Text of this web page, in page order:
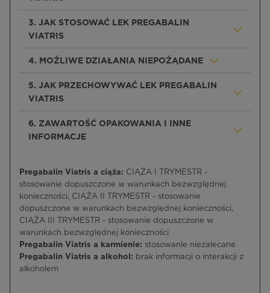
3. JAK STOSOWAĆ LEK PREGABALIN
VIATRIS
4. MOŻLIWE DZIAŁANIA NIEPOŻĄDANE
5. JAK PRZECHOWYWAĆ LEK PREGABALIN
VIATRIS
6. ZAWARTOŚĆ OPAKOWANIA I INNE
INFORMACJE
Pregabalin Viatris a ciąża: CIĄŻA I TRYMESTR -
stosowanie dopuszczone w warunkach bezwzględnej
konieczności, CIĄŻA II TRYMESTR - stosowanie
dopuszczone w warunkach bezwzględnej konieczności,
CIĄŻA III TRYMESTR - stosowanie dopuszczone w
warunkach bezwzględnej konieczności
Pregabalin Viatris a karmienie: stosowanie niezalecane
Pregabalin Viatris a alkohol: brak informacji o interakcji z
alkoholem